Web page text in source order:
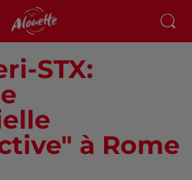
STX:
à Rome